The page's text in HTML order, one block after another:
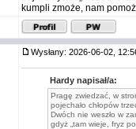
kumpli zmoże, nam
Wysłany: 2026-06-02,
Hardy napisał/a:
Pragę zwiedzać, w
pojechało chłopów
Dwóch nie weszło w
gdyż „tam wieje, fryz